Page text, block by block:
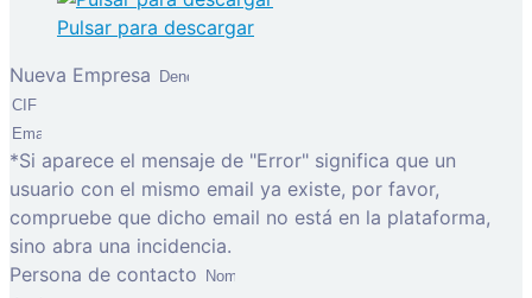
Pulsar para descargar
Nueva Empresa
*Si aparece el mensaje de "Error" significa que un
usuario con el mismo email ya existe, por favor,
compruebe que dicho email no está en la plataforma,
sino abra una incidencia.
Persona de contacto